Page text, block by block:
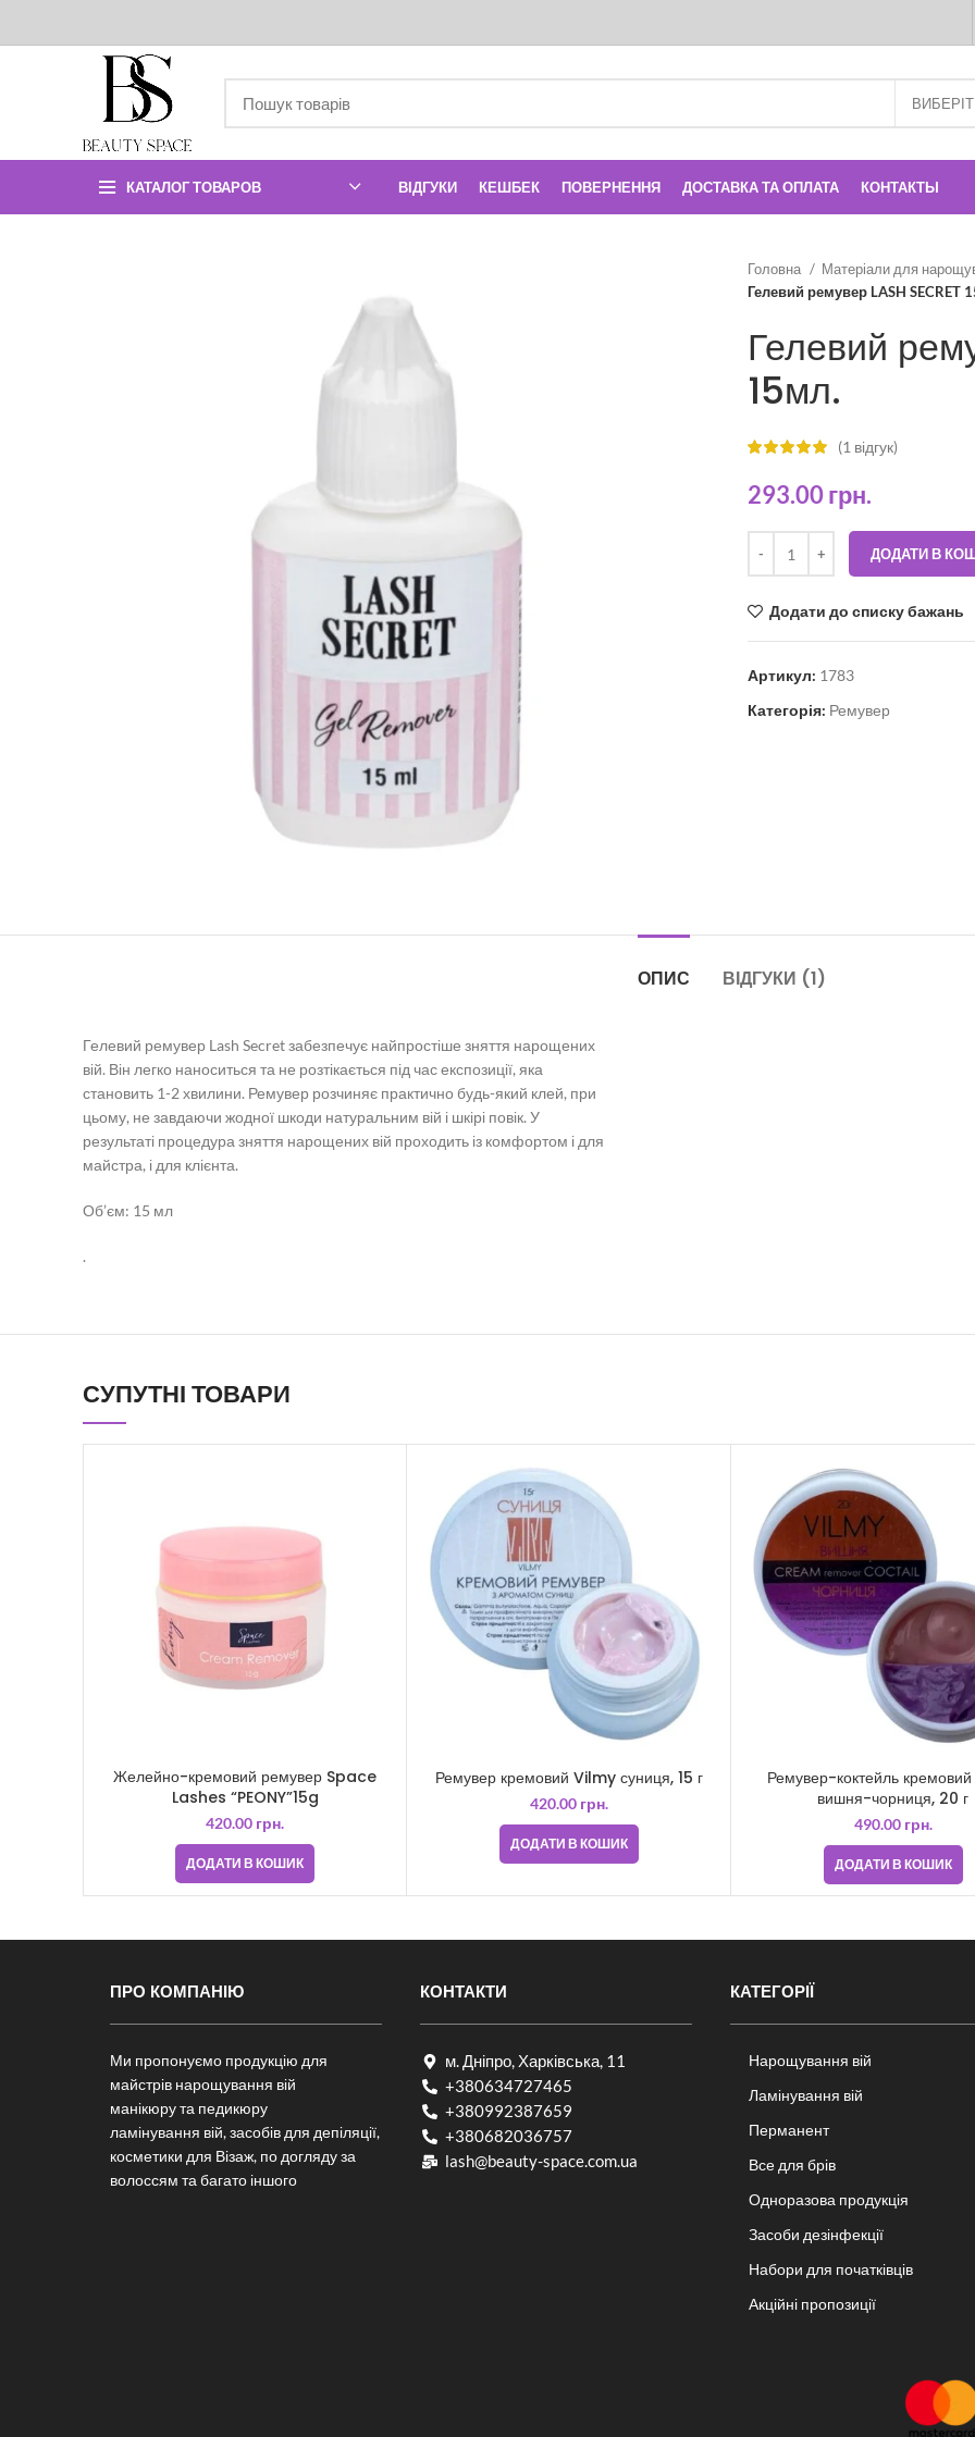
КАТАЛОГ ТОВАРОВ ВІДГУКИ КЕШБЕК ПОВЕРНЕННЯ ДОСТАВКА ТА ОПЛАТА КОНТАКТЫ
Головна
Матеріали для
Гелевий ремувер LASH SECRET
Гелевий
15мл.
(1 відгук)
293.00грн.
ДОДАТИ В
Додати до списку бажань
Артикул: 1783
Категорія: Ремувер
ОПИС ВІДГУКИ (1)
Гелевий ремувер Lash Secret забезпечує найпростіше зняття нарощених
вій. Він легко наноситься та не розтікається під час експозиції, яка
становить 1-2 хвилини. Ремувер розчиняє практично будь-який клей, при
цьому, не завдаючи жодної шкоди натуральним вій і шкірі повік. У
результаті процедура зняття нарощених вій проходить із комфортом і для
майстра, і для клієнта.
Об’єм: 15 мл
.
СУПУТНІ ТОВАРИ
Желейно-кремовий ремувер Space
Lashes “PEONY”15g
420.00 грн.
ДОДАТИ В КОШИК
Ремувер кремовий Vilmy суниця, 15 г
420.00 грн.
ДОДАТИ В КОШИК
Ремувер-коктейль
вишня-чорниця, 20 г
490.00 грн.
ДОДАТИ В КОШИК
ПРО КОМПАНІЮ
Ми пропонуємо продукцію для
майстрів нарощування вій
манікюру та педикюру
ламінування вій, засобів для депіляції,
косметики для Візаж, по догляду за
волоссям та багато іншого
КОНТАКТИ
м. Дніпро, Харківська, 11
+380634727465
+380992387659
+380682036757​
lash@beauty-space.com.ua
КАТЕГОРІЇ
Нарощування вій
Ламінування вій
Перманент
Все для брів
Одноразова продукція
Засоби дезінфекції
Набори для початківців
Акційні пропозиції